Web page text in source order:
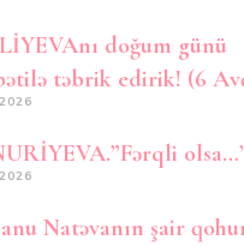
doğum günü
təbrik edirik! (6
Natəvanın şair